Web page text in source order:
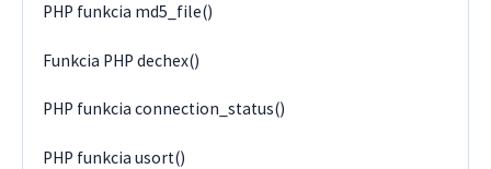
PHP funkcia md5_file()
Funkcia PHP dechex()
PHP funkcia connection_status()
PHP funkcia usort()